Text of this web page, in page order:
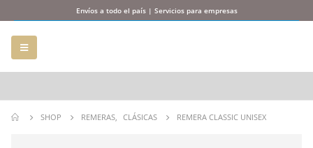
Envíos a todo el país | Servicios para empresas
SHOP REMERAS, CLÁSICAS REMERA CLASSIC UNISEX